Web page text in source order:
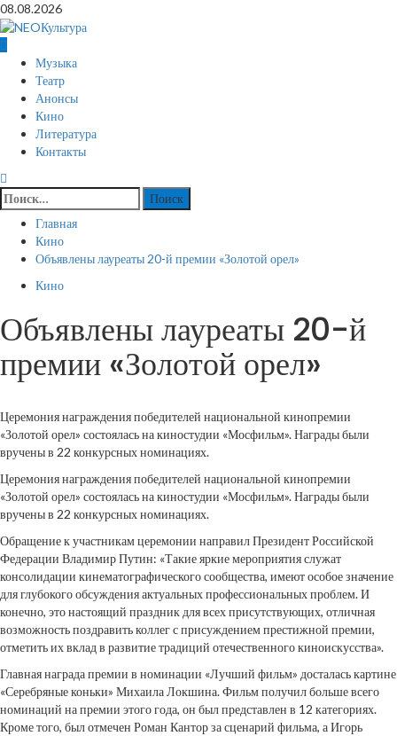
Перейти
к
содержимому
08.08.2026
Основное
меню
Музыка
Театр
Анонсы
Кино
Литература
Контакты
Найти:
Главная
Кино
Объявлены лауреаты 20-й премии «Золотой орел»
Кино
Объявлены лауреаты 20-й
премии «Золотой орел»
Церемония награждения победителей национальной кинопремии
«Золотой орел» состоялась на киностудии «Мосфильм». Награды были
вручены в 22 конкурсных номинациях.
Церемония награждения победителей национальной кинопремии
«Золотой орел» состоялась на киностудии «Мосфильм». Награды были
вручены в 22 конкурсных номинациях.
Обращение к участникам церемонии направил Президент Российской
Федерации Владимир Путин: «Такие яркие мероприятия служат
консолидации кинематографического сообщества, имеют особое значение
для глубокого обсуждения актуальных профессиональных проблем. И
конечно, это настоящий праздник для всех присутствующих, отличная
возможность поздравить коллег с присуждением престижной премии,
отметить их вклад в развитие традиций отечественного киноискусства».
Главная награда премии в номинации «Лучший фильм» досталась картине
«Серебряные коньки» Михаила Локшина. Фильм получил больше всего
номинаций на премии этого года, он был представлен в 12 категориях.
Кроме того, был отмечен Роман Кантор за сценарий фильма, а Игорь